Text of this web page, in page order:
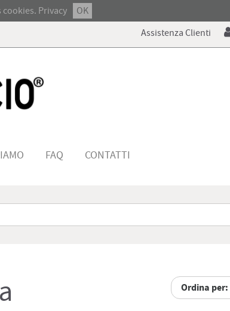
cookies. Privacy
OK
Assistenza Clienti
FAQ CONTATTI